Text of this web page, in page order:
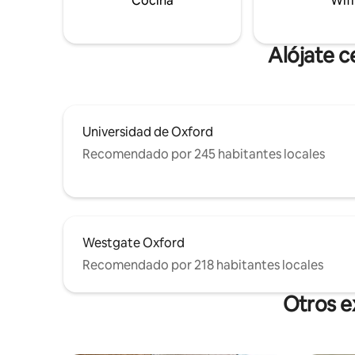
10 min. Soy Superanfitrión, tengo 12 añosAlójate
Universidad de Oxford
Recomendado por 245 habitantes locales
Westgate Oxford
Recomendado por 218 habitantes locales
Otros